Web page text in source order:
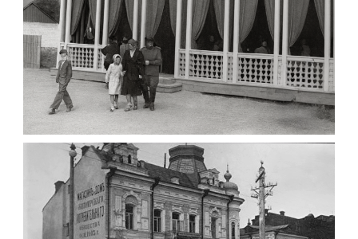
ПАВІЛЬЙОН МОРОЗИВА ЖИТОМИР 1947
Фото Житомир (1945-
1960)
Leave a comment